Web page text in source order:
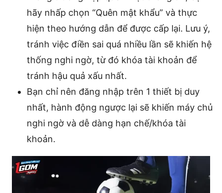
hãy nhấp chọn “Quên mật khẩu” và thực
hiện theo hướng dẫn để được cấp lại. Lưu ý,
tránh việc điền sai quá nhiều lần sẽ khiến hệ
thống nghi ngờ, từ đó khóa tài khoản để
tránh hậu quả xấu nhất.
Bạn chỉ nên đăng nhập trên 1 thiết bị duy
nhất, hành động ngược lại sẽ khiến máy chủ
nghi ngờ và dễ dàng hạn chế/khóa tài
khoản.